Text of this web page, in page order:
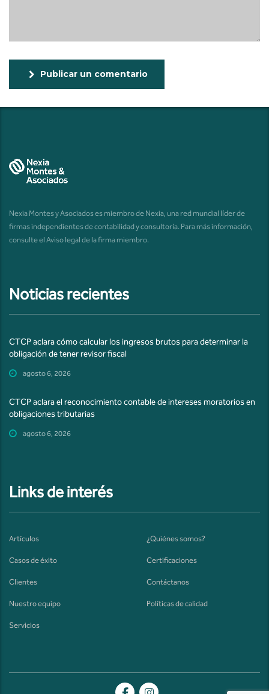
Publicar un comentario
Nexia Montes y Asociados es miembro de Nexia, una red mundial líder de
firmas independientes de contabilidad y consultoría. Para más información,
consulte el Aviso legal de la firma miembro.
Noticias recientes
CTCP aclara cómo calcular los ingresos brutos para determinar la
obligación de tener revisor fiscal
agosto 6, 2026
CTCP aclara el reconocimiento contable de intereses moratorios en
obligaciones tributarias
agosto 6, 2026
Links de interés
Artículos ¿Quiénes somos?
Casos de éxito Certificaciones
Clientes Contáctanos
Nuestro equipo Políticas de calidad
Servicios